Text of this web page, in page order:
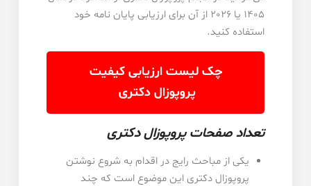
1405 یا 2026 از آن برای ارزیابی پایان نامه خود
استفاده کنید.
چک لیست ارزیابی کیفیت
پروپوزال دکتری
تعداد صفحات پروپوزال دکتری
یکی از مباحث رایج در اقدام به شروع نوشتن
پروپوزال دکتری این موضوع است که چند